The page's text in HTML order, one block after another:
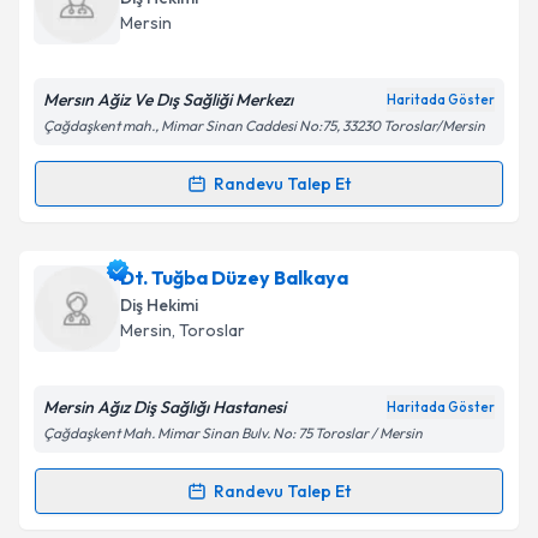
takvim hazırlandığında e-posta ile bilgilendireceğiz.
Kişisel verilerimin işlenmesine ilişkin
Metni'ni okudum ve kişisel verilerimin belirtilen
Takvim Talebini Gönder
Mersin
Mersın Ağiz Ve Dış Sağliği Merkezı Haritada Göster
Çağdaşkent mah., Mimar Sinan Caddesi No:75, 33230 Toroslar/Mersin
Randevu Talep Et
Randevu Takvimi Talebi
Dt. Hilal Şanlıiçin randevu takvimi talebi oluşturun.
Size bu uzmandan randevu almanız için bir takvim
hazırlandığında e-posta ile bilgilendireceğiz.
Kişisel verilerimin işlenmesine ilişkin
Metni'ni okudum ve kişisel verilerimin belirtilen
Dt. Tuğba Düzey Balkaya
Diş Hekimi
Mersin, Toroslar
Mersin Ağız Diş Sağlığı Hastanesi Haritada Göster
Çağdaşkent Mah. Mimar Sinan Bulv. No: 75 Toroslar / Mersin
Randevu Talep Et
Randevu Takvimi Talebi